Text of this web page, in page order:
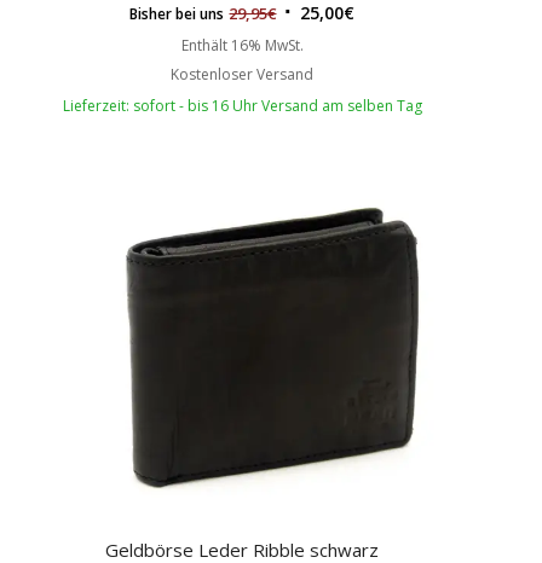
Bisher bei uns 29,95€ 25,00€
Enthält 16% MwSt.
Kostenloser Versand
Lieferzeit: sofort - bis 16 Uhr Versand am selben Tag
Geldbörse Leder Ribble schwarz